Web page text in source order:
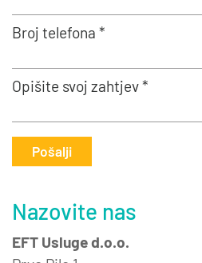
Broj telefona *
Opišite svoj zahtjev *
Pošalji
Nazovite nas
EFT Usluge d.o.o.